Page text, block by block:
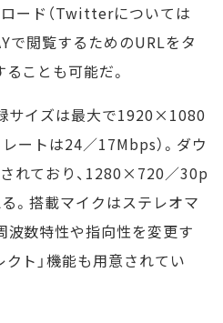
ード（Twitterについては
で閲覧するためのURLをタ
ことも可能だ。
サイズは最大で1920×1080
ートは24／17Mbps）。ダウ
れており、1280×720／30p
。搭載マイクはステレオマ
波数特性や指向性を変更す
ト」機能も用意されてい